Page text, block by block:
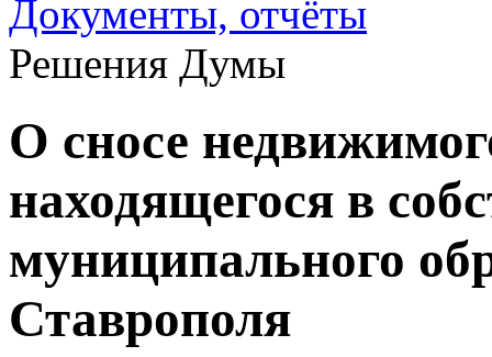
Документы, отчёты
Решения Думы
О сносе
находящегося в
муниципального
Ставрополя